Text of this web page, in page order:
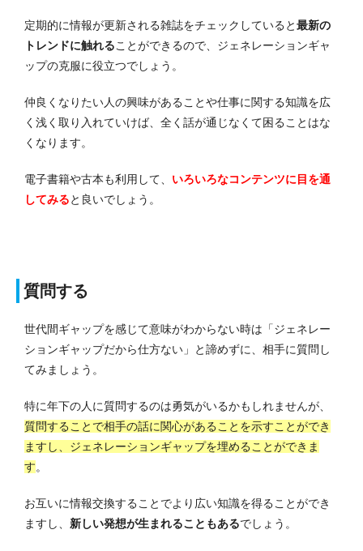
定期的に情報が更新される雑誌をチェックしていると最新の
トレンドに触れることができるので、ジェネレーションギャ
ップの克服に役立つでしょう。
仲良くなりたい人の興味があることや仕事に関する知識を広
く浅く取り入れていけば、全く話が通じなくて困ることはな
くなります。
電子書籍や古本も利用して、 いろいろなコンテンツに目を通
してみると良いでしょう。
質問する
世代間ギャップを感じて意味がわからない時は「ジェネレー
ションギャップだから仕方ない」と諦めずに、相手に質問し
てみましょう。
特に年下の人に質問するのは勇気がいるかもしれませんが、
質問することで相手の話に関心があることを示すことができ
ますし、ジェネレーションギャップを埋めることができま
す。
お互いに情報交換することでより広い知識を得ることができ
ますし、 新しい発想が生まれることもあるでしょう。